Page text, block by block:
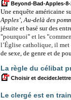
Beyond-Bad-Apples-
Une enquête américaine
Apples’, Au-delà des
jésuite et basé sur des
"pourquoi" et les "
l’Église catholique, il met
de sexe, de genre et de
La règle du célibat
Choisir et
Le clergé est en